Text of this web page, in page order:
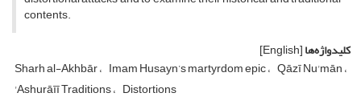
contents.
کلیدواژه‌ها[English]
Sharh al-Akhbār Imam Husayn’s martyrdom epic Qāzī Nu'mān
'Ashurāīī Traditions Distortions